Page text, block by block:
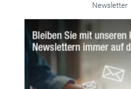
Newsletter